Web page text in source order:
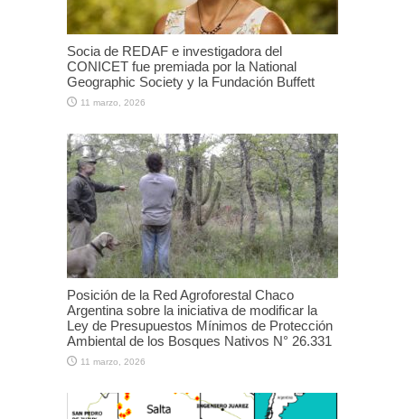
Socia de REDAF e investigadora del
CONICET fue premiada por la National
Geographic Society y la Fundación Buffett
11 marzo, 2026
Posición de la Red Agroforestal Chaco
Argentina sobre la iniciativa de modificar la
Ley de Presupuestos Mínimos de Protección
Ambiental de los Bosques Nativos N° 26.331
11 marzo, 2026